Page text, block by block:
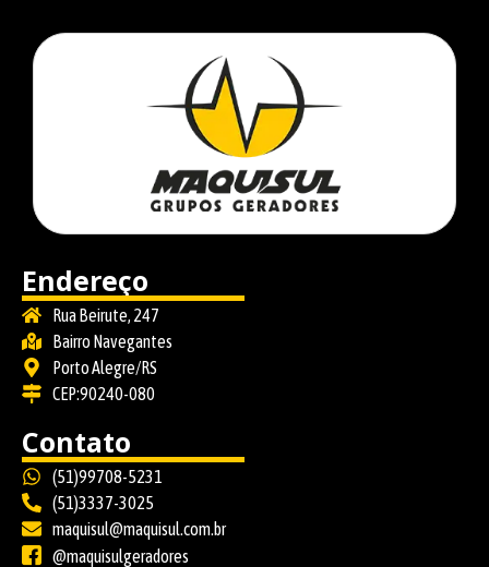
Endereço
Rua Beirute, 247
Bairro Navegantes
Porto Alegre/RS
CEP:90240-080
Contato
(51)99708-5231
(51)3337-3025
maquisul@maquisul.com.br
@maquisulgeradores